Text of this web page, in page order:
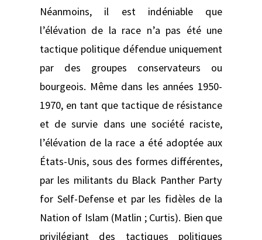
Néanmoins, il est indéniable que
l’élévation de la race n’a pas été une
tactique politique défendue uniquement
par des groupes conservateurs ou
bourgeois. Même dans les années 1950-
1970, en tant que tactique de résistance
et de survie dans une société raciste,
l’élévation de la race a été adoptée aux
États-Unis, sous des formes différentes,
par les militants du Black Panther Party
for Self-Defense et par les fidèles de la
Nation of Islam (Matlin ; Curtis). Bien que
privilégiant des tactiques politiques